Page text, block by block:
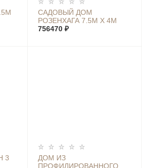
САДОВЫЙ ДОМ
РОЗЕНХАГА 7.5М Х 4М
756470 ₽
3
ДОМ ИЗ
ПРОФИЛИРОВАННОГО